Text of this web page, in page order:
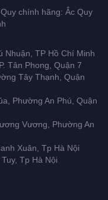
chính hãng: Ắc Quy
Nhuận, TP Hồ Chí Minh
Tân Phong, Quận 7
Tây Thạnh, Quận
Phường An Phú, Quận
Vương, Phường An
Xuân, Tp Hà Nội
Tp Hà Nội